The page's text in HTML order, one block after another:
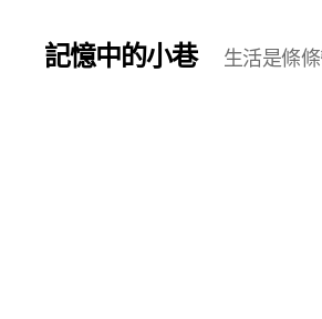
記憶中的小巷 生活是條